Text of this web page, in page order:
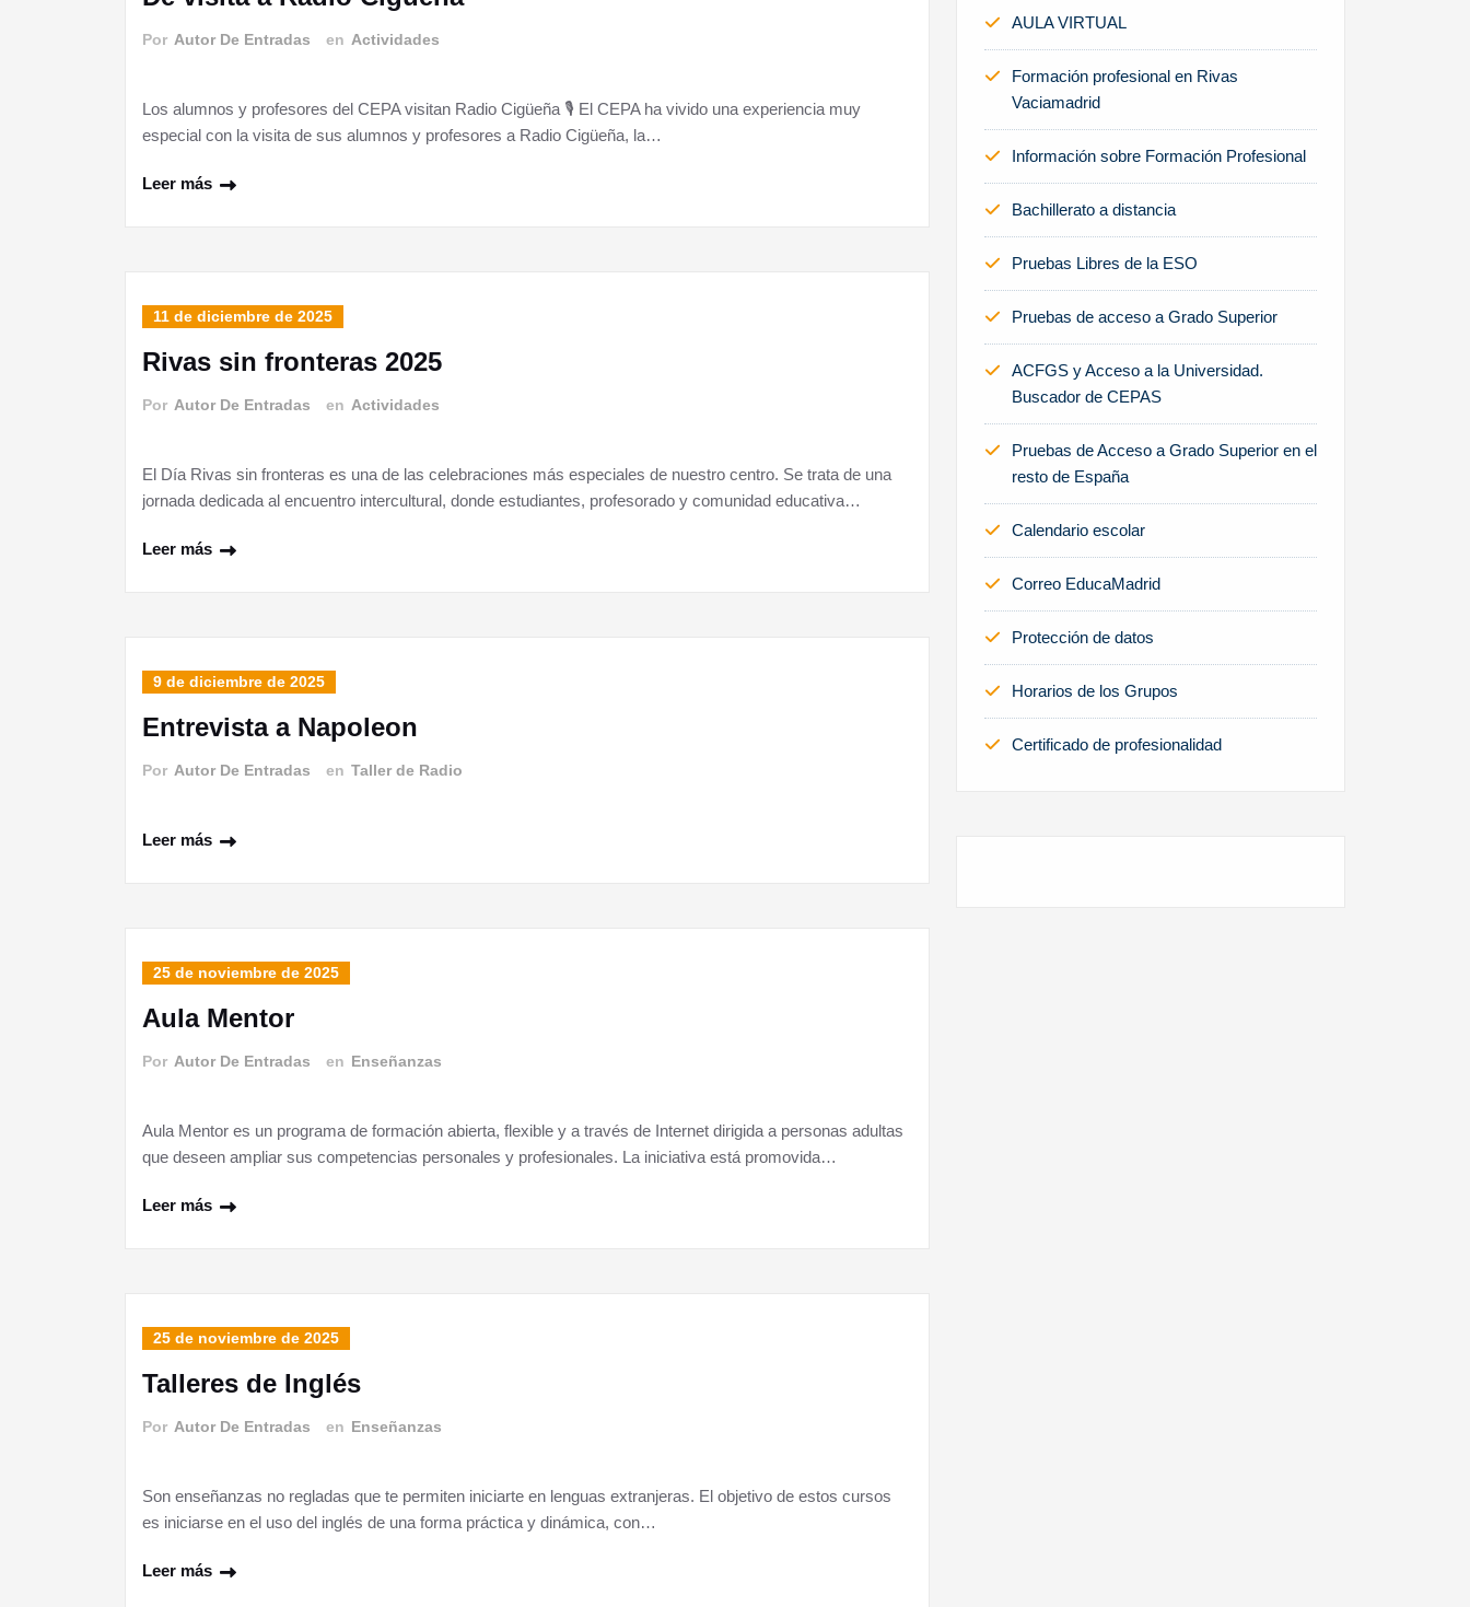
Por Autor De Entradas en Actividades
Los alumnos y profesores del CEPA visitan Radio Cigüeña 🎙️ El CEPA ha vivido una experiencia muy
especial con la visita de sus alumnos y profesores a Radio Cigüeña, la…
Leer más
11 de diciembre de 2025
Rivas sin fronteras 2025
Por Autor De Entradas en Actividades
El Día Rivas sin fronteras es una de las celebraciones más especiales de nuestro centro. Se trata de una
jornada dedicada al encuentro intercultural, donde estudiantes, profesorado y comunidad educativa…
Leer más
9 de diciembre de 2025
Entrevista a Napoleon
Por Autor De Entradas en Taller de Radio
Leer más
25 de noviembre de 2025
Aula Mentor
Por Autor De Entradas en Enseñanzas
Aula Mentor es un programa de formación abierta, flexible y a través de Internet dirigida a personas adultas
que deseen ampliar sus competencias personales y profesionales. La iniciativa está promovida…
Leer más
25 de noviembre de 2025
Talleres de Inglés
Por Autor De Entradas en Enseñanzas
Son enseñanzas no regladas que te permiten iniciarte en lenguas extranjeras. El objetivo de estos cursos
es iniciarse en el uso del inglés de una forma práctica y dinámica, con…
Leer más
AULA VIRTUAL
Formación profesional en Rivas
Vaciamadrid
Información sobre Formación Profesional
Bachillerato a distancia
Pruebas Libres de la ESO
Pruebas de acceso a Grado Superior
ACFGS y Acceso a la Universidad.
Buscador de CEPAS
Pruebas de Acceso a Grado Superior en el
resto de España
Calendario escolar
Correo EducaMadrid
Protección de datos
Horarios de los Grupos
Certificado de profesionalidad